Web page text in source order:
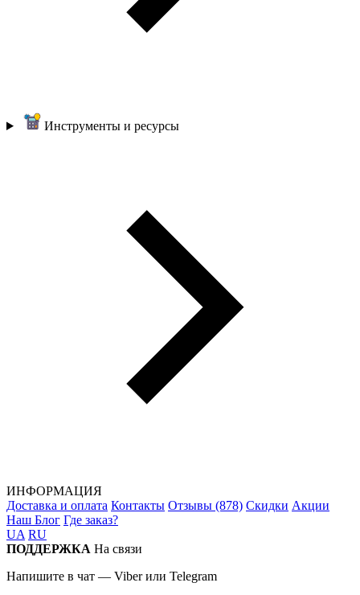
Инструменты и ресурсы
ИНФОРМАЦИЯ
Доставка и оплата Контакты Отзывы (878) Скидки Акции
Наш Блог Где заказ?
UA RU
ПОДДЕРЖКА На связи
Напишите в чат — Viber или Telegram